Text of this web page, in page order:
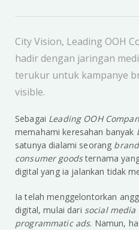
City Vision, Leading OOH
hadir dengan jaringan
terukur untuk kampanye
visible.
Sebagai Leading OOH
memahami keresahan banyak
satunya dialami seorang
consumer goodsternama
digital yang ia jalankan tidak
Ia telah menggelontorkan
digital, mulai dari social media
programmatic ads. Namun,